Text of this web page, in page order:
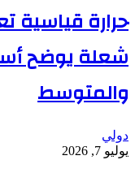
حرارة قياسية
شعلة يوضح
والمتوسط
دولي
يوليو 7, 2026